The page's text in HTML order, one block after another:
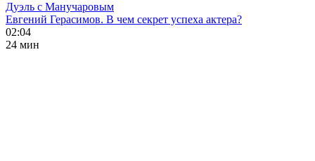
Дуэль с Манучаровым
Евгений Герасимов. В чем секрет успеха актера?
02:04
24 мин